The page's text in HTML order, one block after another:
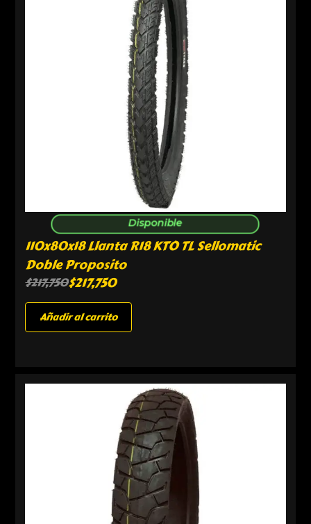
Disponible
110x80x18 Llanta R18 KTO TL Sellomatic
Doble Proposito
$217,750$217,750
Añadir al carrito